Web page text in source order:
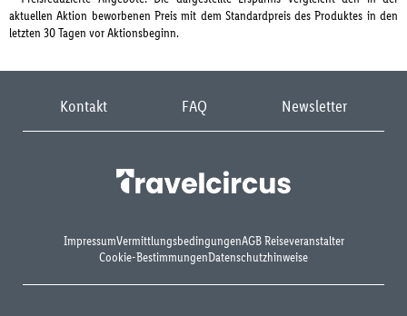
aktuellen Aktion beworbenen Preis mit dem Standardpreis des Produktes in den
letzten 30 Tagen vor Aktionsbeginn.
Kontakt FAQ Newsletter
ImpressumVermittlungsbedingungenAGB Reiseveranstalter
Cookie-BestimmungenDatenschutzhinweise